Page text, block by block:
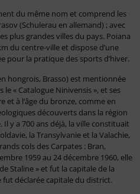
du même nom et comprend les
(Schulerau en allemand) ; avec
plus grandes villes du pays. Poiana
du centre-ville et dispose d’une
pour la pratique des sports d’hiver.
hongrois, Brasso) est mentionnée
« Catalogue Ninivensis », et ses
et à l’âge du bronze, comme en
découverts dans la région
y a 700 ans déjà, la ville constituait
la Transylvanie et la Valachie,
cols des Carpates : Bran,
1959 au 24 décembre 1960, elle
Staline » et fut la capitale de la
fut déclarée capitale du district.